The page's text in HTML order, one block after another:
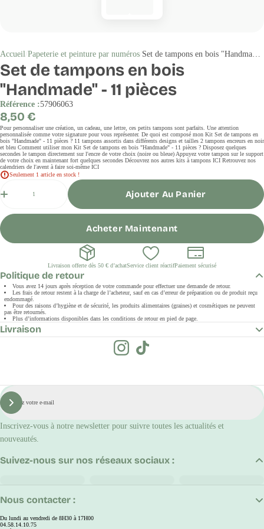
Accueil Papeterie et peinture par numéros
Set de tampons en bois
"Handmade" - 11 pièces
Référence :57906063
Prix
régulier
8,50 €
Pour personnaliser une création, un cadeau, une lettre, ces petits tampons sont parfaits. Une attention
personnalisée comme votre signature pour vous représenter. De quoi est composé mon Kit Set de tampons en
bois "Handmade" - 11 pièces ? 11 tampons assortis dans différents designs et tailles 2 tampons encreurs en noir
et bleu Comment utiliser mon Kit Set de tampons en bois "Handmade" - 11 pièces ? Disposez quelques
secondes le tampon directement sur l'encre de votre choix (noire ou bleue) Appuyez votre tampon sur le support
de votre choix en maintenant fort quelques secondes Découvrez nos autres kits à tampons ICI Retrouvez nos
calendriers de l'avent à faire soi-même ICI
Seulement 1 article en stock !
Ajouter Au Panier
Acheter Maintenant
Livraison offerte dès 50 € d’achatService client réactifPaiement sécurisé
Politique de retour
Vous avez 14 jours après réception de votre commande pour effectuer une demande de retour.
Les frais de retour restent à la charge de l’acheteur, sauf en cas d’erreur de préparation ou de produit reçu
endommagé.
Pour des raisons d’hygiène et de sécurité, les produits alimentaires (graines) et cosmétiques ne peuvent
pas être retournés.
Plus d’informations disponibles dans les conditions de retour en pied de page.
Livraison
E-
mail
S'inscrire
Inscrivez-vous à notre newsletter pour suivre toutes les actualités et
nouveautés.
Nous contacter :
Du lundi au vendredi de 8H30 à 17H00
04.58.14.10.75
Suivez-nous sur nos réseaux sociaux :